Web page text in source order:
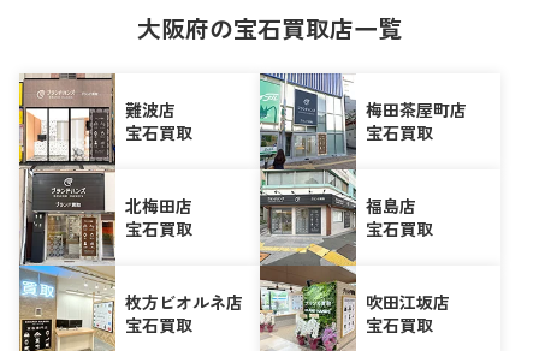
大阪府の宝石買取店一覧
難波店
宝石買取
梅田茶屋町店
宝石買取
北梅田店
宝石買取
福島店
宝石買取
枚方ビオルネ店
宝石買取
吹田江坂店
宝石買取